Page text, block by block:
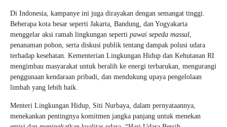
Di Indonesia, kampanye ini juga dirayakan dengan semangat tinggi.
Beberapa kota besar seperti Jakarta, Bandung, dan Yogyakarta
menggelar aksi ramah lingkungan seperti pawai sepeda massal,
penanaman pohon, serta diskusi publik tentang dampak polusi udara
terhadap kesehatan. Kementerian Lingkungan Hidup dan Kehutanan RI
mengimbau masyarakat untuk beralih ke energi terbarukan, mengurangi
penggunaan kendaraan pribadi, dan mendukung upaya pengelolaan
limbah yang lebih baik.
Menteri Lingkungan Hidup, Siti Nurbaya, dalam pernyataannya,
menekankan pentingnya komitmen jangka panjang untuk menekan